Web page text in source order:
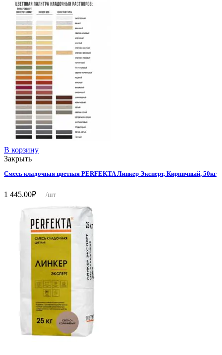
В корзину
Закрыть
Смесь кладочная цветная PERFEKTA Линкер Эксперт, Кирпичный, 50кг
1 445.00₽ /шт